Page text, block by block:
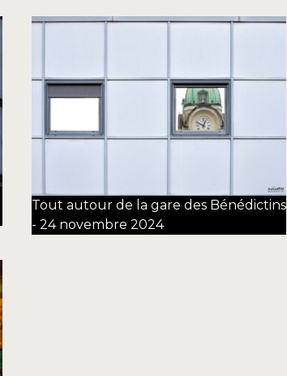
Tout autour de la gare des Bénédictins
- 24 novembre 2024